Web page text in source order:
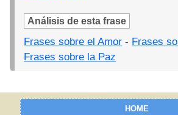
Análisis de esta frase
Frases sobre el Amor - Frases
Frases sobre la Paz
HOME